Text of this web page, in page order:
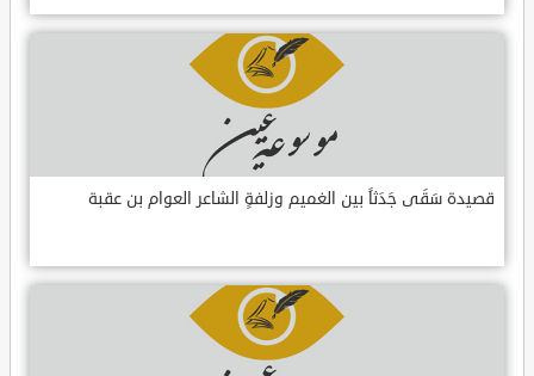
قصيدة سَقَى جَدَثاً بين الغميم وزلفةٍ الشاعر العوام بن عقبة